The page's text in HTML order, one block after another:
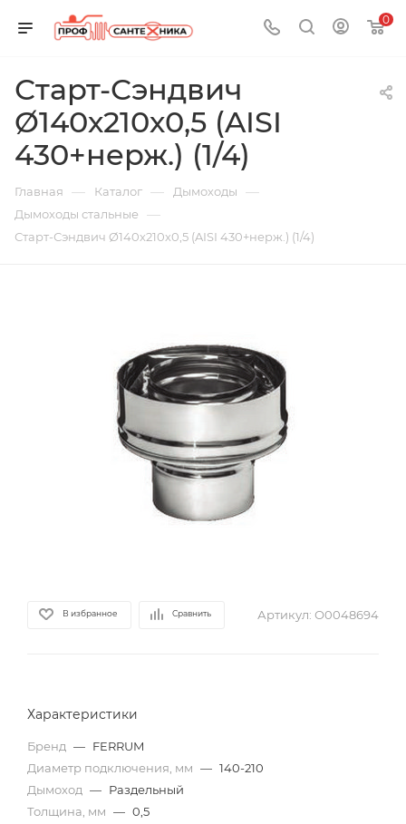
0
Старт-Сэндвич
Ø140х210х0,5 (AISI
430+нерж.) (1/4)
Главная — Каталог — Дымоходы —
Дымоходы стальные —
Старт-Сэндвич Ø140х210х0,5 (AISI 430+нерж.) (1/4)
В избранное Сравнить Артикул: О0048694
Характеристики
Бренд — FERRUM
Диаметр подключения, мм — 140-210
Дымоход — Раздельный
Толщина, мм — 0,5